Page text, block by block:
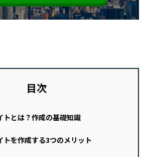
目次
トとは？作成の基礎知識
トを作成する3つのメリット